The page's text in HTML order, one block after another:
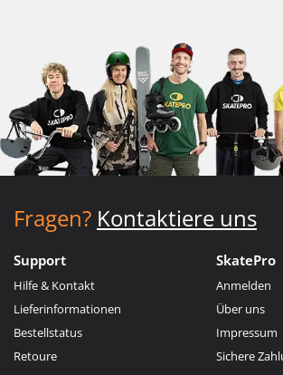
Fragen? Kontaktiere uns
Support
Hilfe & Kontakt
Lieferinformationen
Bestellstatus
Retoure
SkatePro
Anmelden
Über uns
Impressum
Sichere